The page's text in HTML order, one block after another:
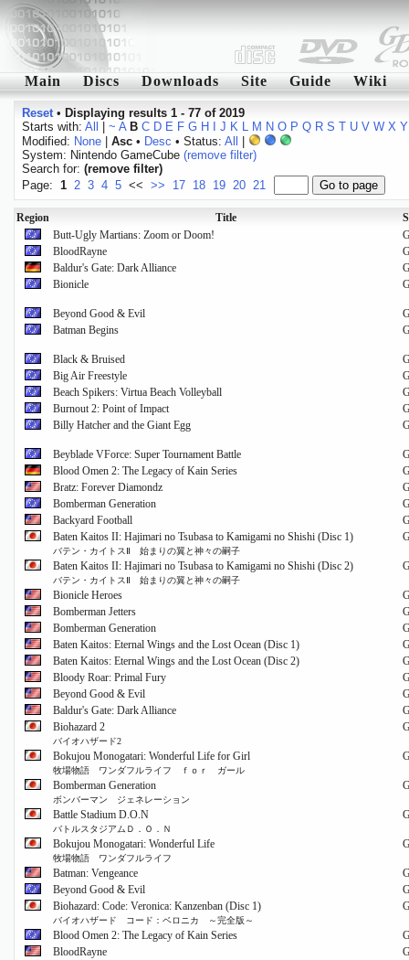
Main Discs Downloads Site Guide Wiki
Reset• Displaying results 1 - 77 of 2019
Starts with: All ~ A B C D E F G H J K L M N O P Q R S T U V W X Y
Modified: None| Asc• Desc • Status: All
System: Nintendo GameCube (remove filter)
Search for: (remove filter)
Page: 1 2 3 4 5 << >> 17 18 19 20 21
Region Title
Butt-Ugly Martians: Zoom or Doom!
BloodRayne
Baldur's Gate: Dark Alliance
Bionicle
Beyond Good & Evil
Batman Begins
Black & Bruised
Big Air Freestyle
Beach Spikers: Virtua Beach Volleyball
Burnout 2: Point of Impact
Billy Hatcher and the Giant Egg
Beyblade VForce: Super Tournament Battle
Blood Omen 2: The Legacy of Kain Series
Bratz: Forever Diamondz
Bomberman Generation
Backyard Football
Baten Kaitos II: Hajimari no Tsubasa to Kamigami no Shishi (Disc 1)
バテン・カイトスⅡ 始まりの翼と神々の嗣子
Baten Kaitos II: Hajimari no Tsubasa to Kamigami no Shishi (Disc 2)
バテン・カイトスⅡ 始まりの翼と神々の嗣子
Bionicle Heroes
Bomberman Jetters
Bomberman Generation
Baten Kaitos: Eternal Wings and the Lost Ocean (Disc 1)
Baten Kaitos: Eternal Wings and the Lost Ocean (Disc 2)
Bloody Roar: Primal Fury
Beyond Good & Evil
Baldur's Gate: Dark Alliance
Biohazard 2
バイオハザード2
Bokujou Monogatari: Wonderful Life for Girl
牧場物語 ワンダフルライフ ｆｏｒ ガール
Bomberman Generation
ボンバーマン ジェネレーション
Battle Stadium D.O.N
バトルスタジアムＤ．Ｏ．Ｎ
Bokujou Monogatari: Wonderful Life
牧場物語 ワンダフルライフ
Batman: Vengeance
Beyond Good & Evil
Biohazard: Code: Veronica: Kanzenban (Disc 1)
バイオハザード コード：ベロニカ ～完全版～
Blood Omen 2: The Legacy of Kain Series
BloodRayne